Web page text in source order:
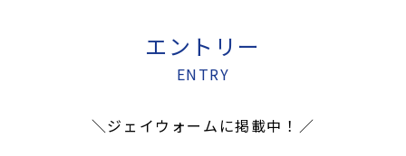
エントリー
ENTRY
＼ジェイウォームに掲載中！／